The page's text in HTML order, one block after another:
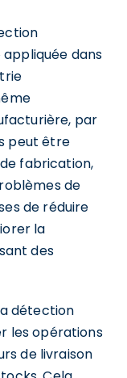
dans
par
peut être
fabrication,
de
de réduire
la
des
détection
les opérations
de livraison